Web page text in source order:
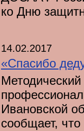
ко Дню
14.02.2017
«Спасибо
Методический
Ивановской
сообщает, что